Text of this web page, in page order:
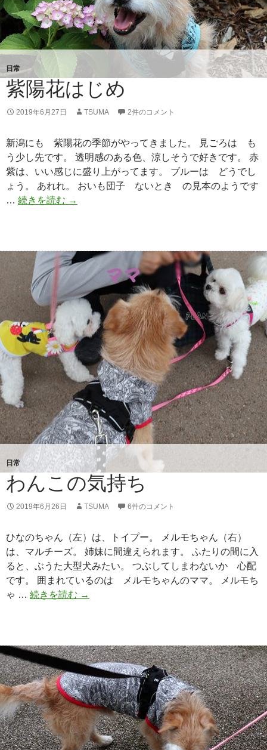
日常
紫陽花はじめ
2019年6月27日 TSUMA 2件のコメント
新潟にも 紫陽花の季節がやってきました。 見ごろは も
う少し先です。 透明感のある色、涼しそうで好きです。 赤
紫は、いい感じに盛り上がってます。 ブルーは どうでし
ょう。 あれれ。 おいも団子 ないとき の見本のようです
… 続きを読む 紫
じ
め
→
日常
わんこの気持ち
2019年6月26日 TSUMA 6件のコメント
ひなのちゃん（左）は、トイプー。 メルモちゃん（右）
は、マルチーズ。 姉妹に間違えられます。 ふたりの間に入
ると、ぶうた大型犬みたい。 つぶしてしまわないか 心配
です。 囲まれているのは メルモちゃんのママ。 メルモち
ゃ … 続きを読む わ
気
持
ち
→